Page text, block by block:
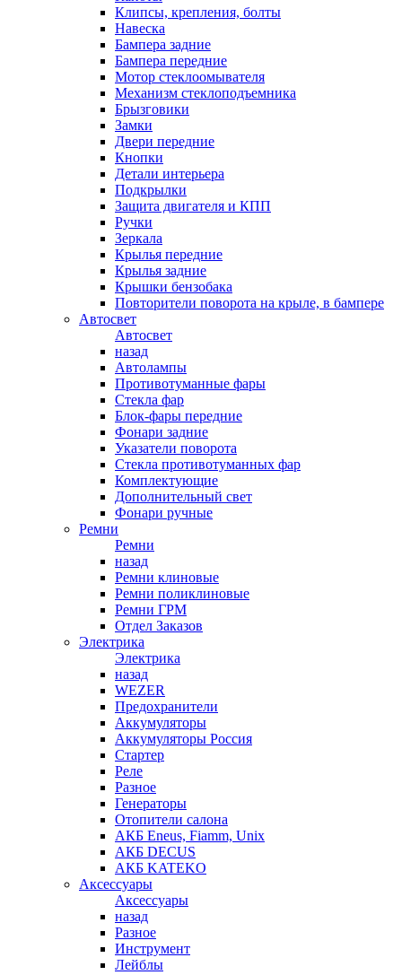
Клипсы, крепления, болты
Навеска
Бампера задние
Бампера передние
Мотор стеклоомывателя
Механизм стеклоподъемника
Брызговики
Замки
Двери передние
Кнопки
Детали интерьера
Подкрылки
Защита двигателя и КПП
Ручки
Зеркала
Крылья передние
Крылья задние
Крышки бензобака
Повторители поворота на крыле, в бампере
Автосвет
Автосвет
назад
Автолампы
Противотуманные фары
Стекла фар
Блок-фары передние
Фонари задние
Указатели поворота
Стекла противотуманных фар
Комплектующие
Дополнительный свет
Фонари ручные
Ремни
Ремни
назад
Ремни клиновые
Ремни поликлиновые
Ремни ГРМ
Отдел Заказов
Электрика
Электрика
назад
WEZER
Предохранители
Аккумуляторы
Аккумуляторы Россия
Стартер
Реле
Разное
Генераторы
Отопители салона
АКБ Eneus, Fiamm, Unix
АКБ DECUS
АКБ KATEKO
Аксессуары
Аксессуары
назад
Разное
Инструмент
Лейблы